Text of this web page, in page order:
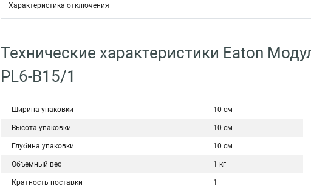
Характеристика отключения
Технические характеристики Eaton
PL6-B15/1
Ширина упаковки 10 см
Высота упаковки 10 см
Глубина упаковки 10 см
Объемный вес 1 кг
Кратность поставки 1